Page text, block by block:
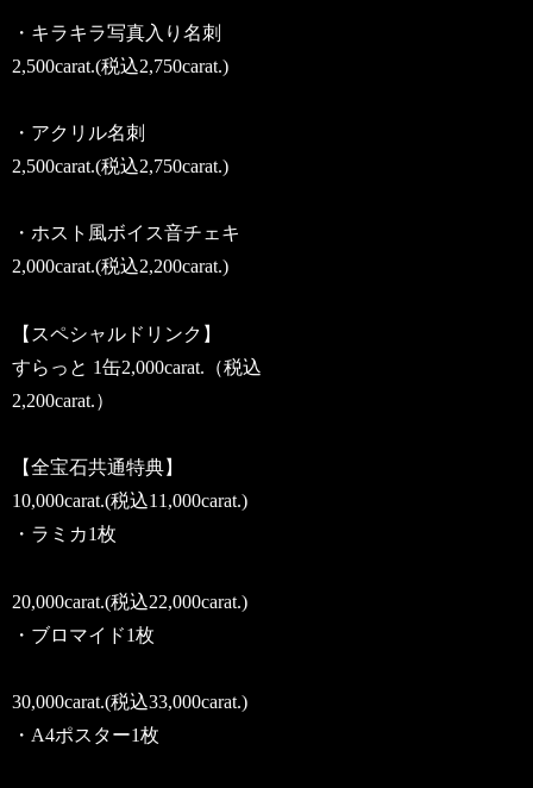
・キラキラ写真入り名刺
2,500carat.(税込2,750carat.)
・アクリル名刺
2,500carat.(税込2,750carat.)
・ホスト風ボイス音チェキ
2,000carat.(税込2,200carat.)
【スペシャルドリンク】
すらっと 1缶2,000carat.（税込
2,200carat.）
【全宝石共通特典】
10,000carat.(税込11,000carat.)
・ラミカ1枚
20,000carat.(税込22,000carat.)
・ブロマイド1枚
30,000carat.(税込33,000carat.)
・A4ポスター1枚